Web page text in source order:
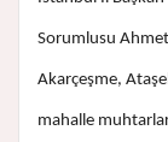
Sorumlusu Ahmet
Akarçeşme,
mahalle